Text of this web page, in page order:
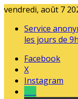
vendredi, août 7
Service
les jours de
Facebook
X
Instagram